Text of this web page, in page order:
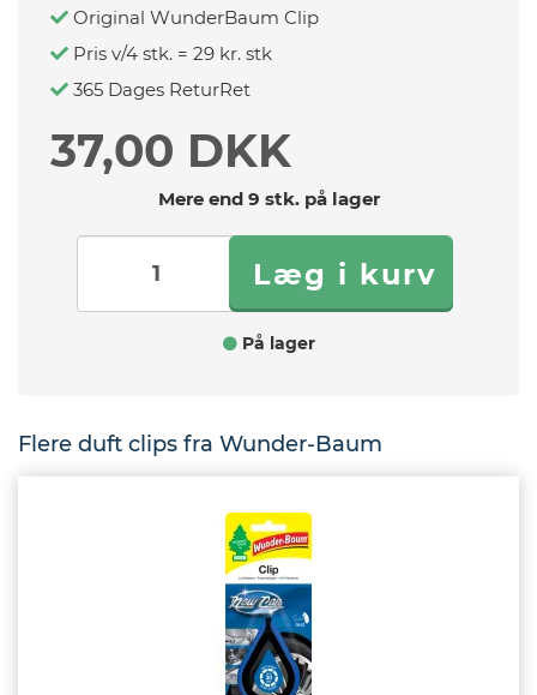
Original WunderBaum Clip
Pris v/4 stk. = 29 kr. stk
365 Dages ReturRet
37,00 DKK
Mere end 9 stk. på lager
På lager
Flere duft clips fra Wunder-Baum